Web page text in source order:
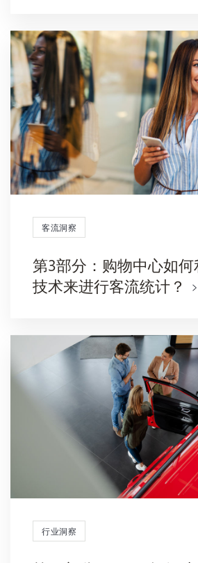
客流洞察
第3部分：购物中心如何
技术来进行客流统计？
行业洞察